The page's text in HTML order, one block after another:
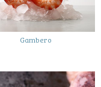
Gambero